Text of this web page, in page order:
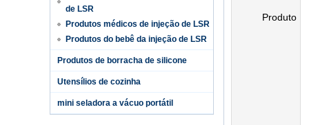
de LSR
Produtos médicos de injeção de LSR
Produtos do bebê da injeção de LSR
Produtos de borracha de silicone
Utensílios de cozinha
mini seladora a vácuo portátil
Hot selling products
Hot selling products :portable mini
vacuum sealer 1) For the vacuum
Produto